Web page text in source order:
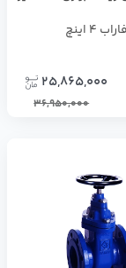
25,865,000
36,950,000